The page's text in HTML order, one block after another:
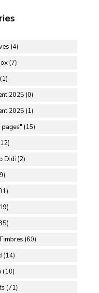
(4)
(7)
2025 (0)
2025 (1)
pages" (15)
Didi (2)
(60)
(14)
(10)
(71)